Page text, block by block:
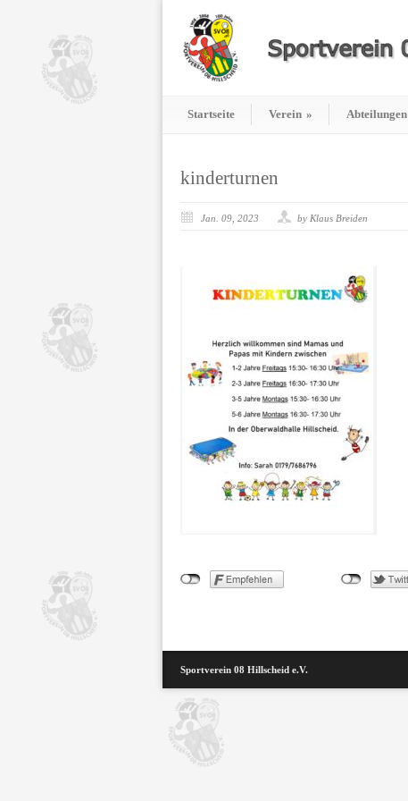
Startseite Verein » Abteilungen
kinderturnen
Jan. 09, 2023 by Klaus Breiden
Sportverein 08 Hillscheid e.V.